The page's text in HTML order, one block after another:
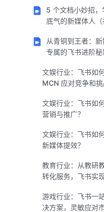
5 个文档小妙招，
底气的新媒体人（
从青铜到王者：新
专属的飞书进阶秘
文娱行业：飞书如
MCN 应对竞争和挑
文娱行业：飞书如
营销与推广？
文娱行业：飞书如
新媒体提效？
教育行业：从教研
转化服务，飞书实
游戏行业：飞书一
决方案，灵敏应对